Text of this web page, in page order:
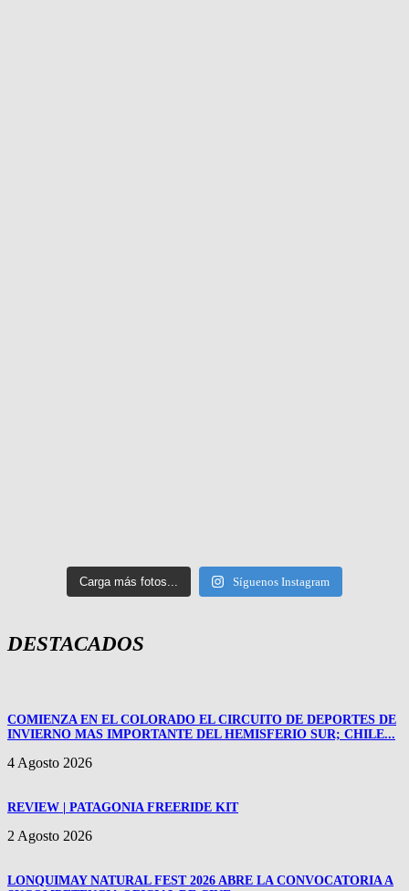
Carga más fotos... Síguenos Instagram
DESTACADOS
COMIENZA EN EL COLORADO EL CIRCUITO DE DEPORTES DE
INVIERNO MAS IMPORTANTE DEL HEMISFERIO SUR; CHILE...
4 Agosto 2026
REVIEW | PATAGONIA FREERIDE KIT
2 Agosto 2026
LONQUIMAY NATURAL FEST 2026 ABRE LA CONVOCATORIA A